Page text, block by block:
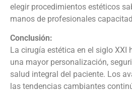
elegir procedimientos estéticos
manos de profesionales
Conclusión:
La cirugía estética en el siglo XXI
una mayor personalización,
salud integral del paciente. Los
las tendencias cambiantes